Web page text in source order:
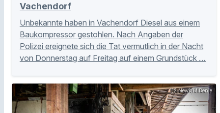
Vachendorf
Unbekannte haben in Vachendorf Diesel aus einem
Baukompressor gestohlen. Nach Angaben der
Polizei ereignete sich die Tat vermutlich in der Nacht
von Donnerstag auf Freitag auf einem Grundstück …
112 News/M.Benje